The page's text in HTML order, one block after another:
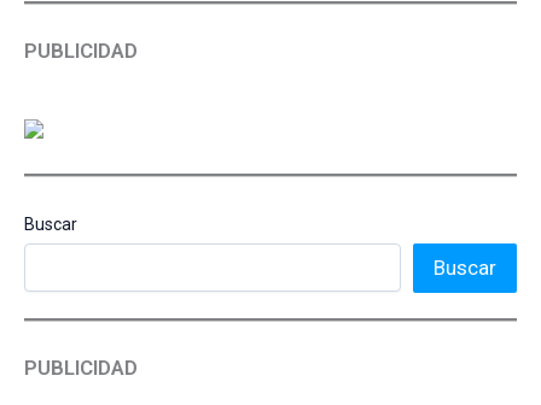
PUBLICIDAD
Buscar
Buscar
PUBLICIDAD